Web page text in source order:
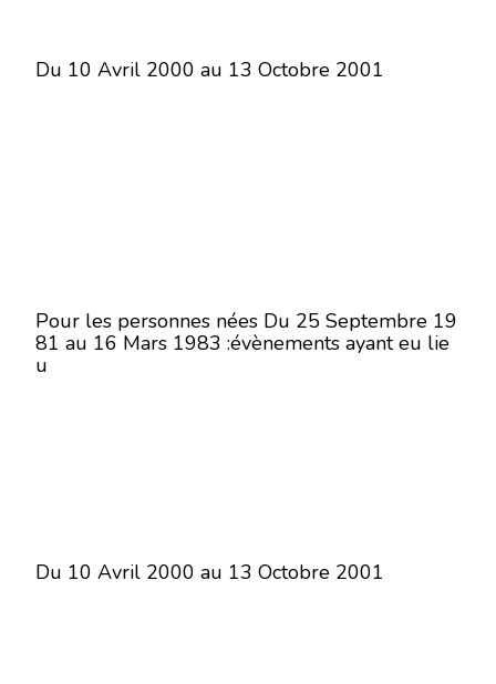
Du 10 Avril 2000 au 13 Octobre 2001
Pour les personnes nées Du 25 Septembre 19
81 au 16 Mars 1983 :évènements ayant eu lie
u
Du 10 Avril 2000 au 13 Octobre 2001